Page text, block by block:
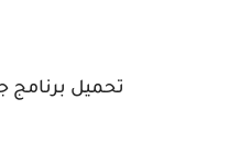
تحميل برنامج